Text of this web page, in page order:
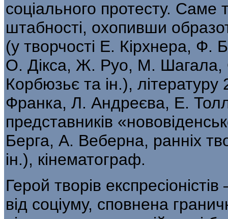
соціального протесту. Саме
штабності, охопивши
(у твор­чості Е. Кірхнера,
О. Дікса, Ж. Руо, М. Шагала,
Корбюзьє та ін.),
Франка, Л. Андреєва, Е.
представників
Берга, А. Веберна, ранніх
ін.), кінематограф.
Герой творів
від соціуму, сповнена